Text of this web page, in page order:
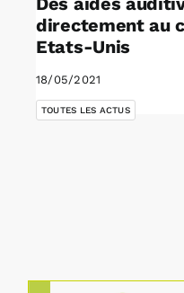
directement au
Etats-Unis
18/05/2021
TOUTES LES ACTUS